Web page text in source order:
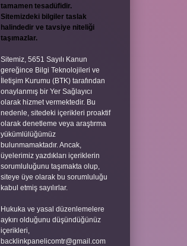
tamamen tesadüfidir.
Sitemizdeki bilgiler taslak
halindedir ve tavsiye niteliği
taşımazlar.
Sitemiz, 5651 Sayılı Kanun
gereğince Bilgi Teknolojileri ve
İletişim Kurumu (BTK) tarafından
onaylanmış bir Yer Sağlayıcı
olarak hizmet vermektedir. Bu
nedenle, sitedeki içerikleri proaktif
olarak denetleme veya araştırma
yükümlülüğümüz
bulunmamaktadır. Ancak,
üyelerimiz yazdıkları içeriklerin
sorumluluğunu taşımakta olup,
siteye üye olarak bu sorumluluğu
kabul etmiş sayılırlar.
Hukuka ve yasal düzenlemelere
aykırı olduğunu düşündüğünüz
içerikleri,
backlinkpanelicomtr@gmail.com